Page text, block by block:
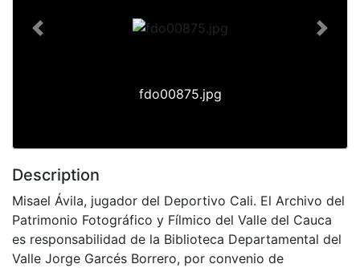
fdo00875.jpg
Previous Next
Description
Misael Ávila, jugador del Deportivo Cali. El Archivo del
Patrimonio Fotográfico y Fílmico del Valle del Cauca
es responsabilidad de la Biblioteca Departamental del
Valle Jorge Garcés Borrero, por convenio de